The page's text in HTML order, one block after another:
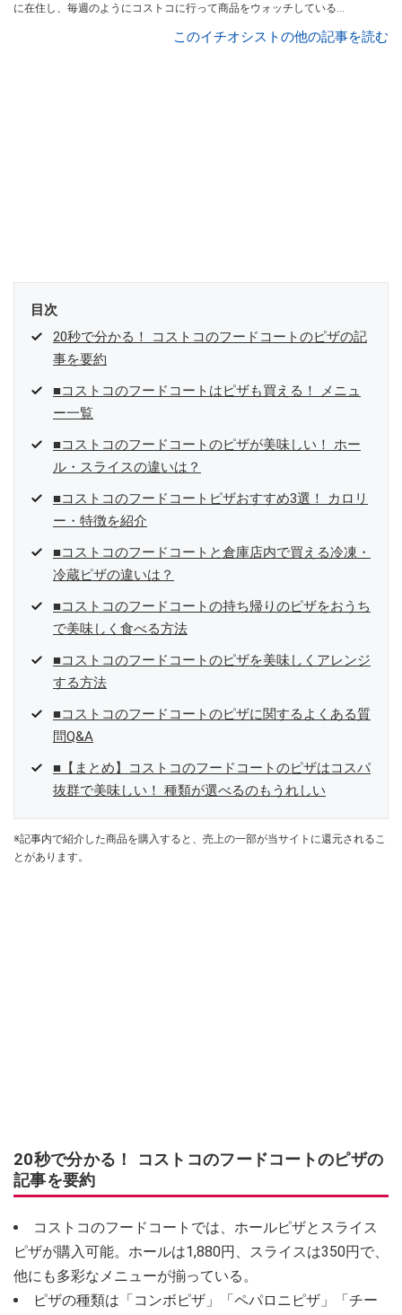
に在住し、毎週のようにコストコに行って商品をウォッチしている。
レビューや裏技、コストコの楽しみ方を発信中。このイチオシストの他の記事を読む
目次
20秒で分かる！ コストコのフードコートのピザの記
事を要約
■コストコのフードコートはピザも買える！ メニュ
ー一覧
■コストコのフードコートのピザが美味しい！ ホー
ル・スライスの違いは？
■コストコのフードコートピザおすすめ3選！ カロリ
ー・特徴を紹介
■コストコのフードコートと倉庫店内で買える冷凍・
冷蔵ピザの違いは？
■コストコのフードコートの持ち帰りのピザをおうち
で美味しく食べる方法
■コストコのフードコートのピザを美味しくアレンジ
する方法
■コストコのフードコートのピザに関するよくある質
問Q&A
■【まとめ】コストコのフードコートのピザはコスパ
抜群で美味しい！ 種類が選べるのもうれしい
※記事内で紹介した商品を購入すると、売上の一部が当サイトに還元されるこ
とがあります。
20秒で分かる！ コストコのフードコートのピザの
記事を要約
コストコのフードコートでは、ホールピザとスライス
ピザが購入可能。ホールは1,880円、スライスは350円で、
他にも多彩なメニューが揃っている。
ピザの種類は「コンボピザ」「ペパロニピザ」「チー